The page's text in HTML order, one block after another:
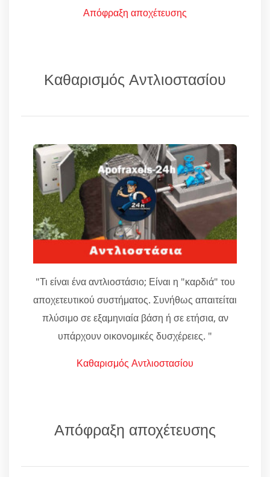
Απόφραξη αποχέτευσης
Καθαρισμός Αντλιοστασίου
"Τι είναι ένα αντλιοστάσιο; Είναι η "καρδιά" του
αποχετευτικού συστήματος. Συνήθως απαιτείται
πλύσιμο σε εξαμηνιαία βάση ή σε ετήσια, αν
υπάρχουν οικονομικές δυσχέρειες. "
Καθαρισμός Αντλιοστασίου
Απόφραξη αποχέτευσης